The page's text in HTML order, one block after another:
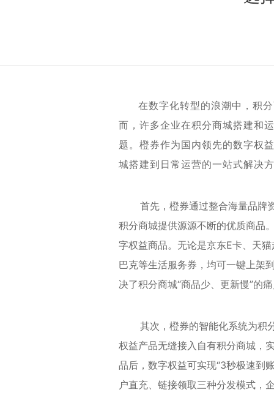
在数字化转型的浪潮中，积
而，许多企业在积分商城搭建和
题。橙券作为国内领先的数字权
城搭建到日常运营的一站式解决
首先，橙券通过整合海量品牌资
积分商城提供源源不断的优质商品
字权益商品。无论是京东E卡、天
巴克等生活服务券，均可一键上架
决了积分商城“商品少、更新慢”的
其次，橙券的智能化系统为积分
权益产品无缝接入自有积分商城，
品后，数字权益可实现“3秒极速到
户直充、链接领取三种分发模式，